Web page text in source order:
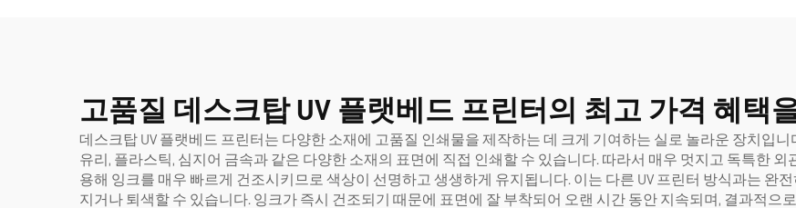
고품질 데스크탑 UV 플랫베드 프린터의 최고 가격 혜택
데스크탑 UV 플랫베드 프린터는 다양한 소재에 고품질 인쇄물을 제작하는 데 크게 기여하는 실로 놀라운 장치입
유리, 플라스틱, 심지어 금속과 같은 다양한 소재의 표면에 직접 인쇄할 수 있습니다. 따라서 매우 멋지고 독특한 외
용해 잉크를 매우 빠르게 건조시키므로 색상이 선명하고 생생하게 유지됩니다. 이는 다른 UV 프린터 방식과는 완
지거나 퇴색할 수 있습니다. 잉크가 즉시 건조되기 때문에 표면에 잘 부착되어 오랜 시간 동안 지속되며, 결과적으